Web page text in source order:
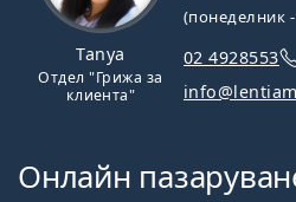
Tanya
Отдел "Грижа за
клиента"
(понеделник
02 4928553
Онлайн